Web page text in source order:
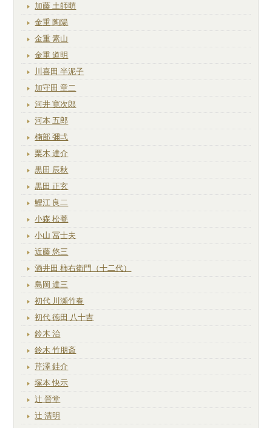
加藤 土師萌
金重 陶陽
金重 素山
金重 道明
川喜田 半泥子
加守田 章二
河井 寛次郎
河本 五郎
楠部 彌弌
栗木 達介
黒田 辰秋
黒田 正玄
鯉江 良二
小森 松菴
小山 冨士夫
近藤 悠三
酒井田 柿右衛門（十二代）
島岡 達三
初代 川瀬竹春
初代 徳田 八十吉
鈴木 治
鈴木 竹朋斎
芹澤 銈介
塚本 快示
辻 晉堂
辻 清明